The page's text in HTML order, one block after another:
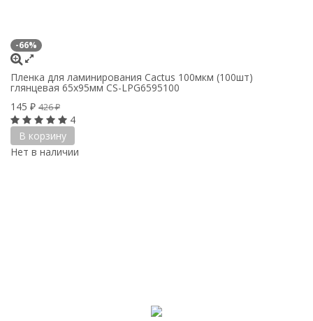
-66%
Пленка для ламинирования Cactus 100мкм (100шт)
глянцевая 65x95мм CS-LPG6595100
145 ₽ 426₽
4
В корзину
Нет в наличии